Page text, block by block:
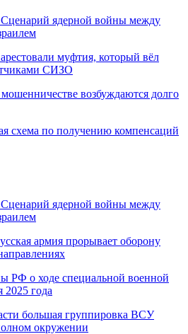
ядерной войны между
муфтия, который вёл
СИЗО
возбуждаются долго
схема по получению компенсаций
ядерной войны между
армия прорывает оборону
РФ о ходе специальной военной
года
большая группировка ВСУ
окружении